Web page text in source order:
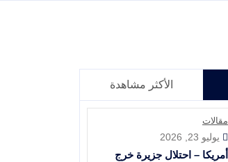
الأكثر مشاهدة
مقالات
يوليو 23, 2026
أمريكا – احتلال جزيرة خرج